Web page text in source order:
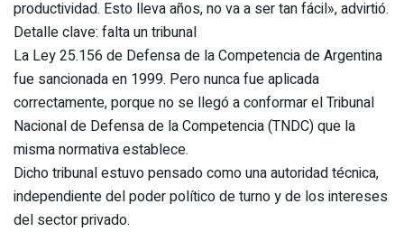
productividad. Esto lleva años, no va a ser tan fácil», advirtió.
Detalle clave: falta un tribunal
La Ley 25.156 de Defensa de la Competencia de Argentina
fue sancionada en 1999. Pero nunca fue aplicada
correctamente, porque no se llegó a conformar el Tribunal
Nacional de Defensa de la Competencia (TNDC) que la
misma normativa establece.
Dicho tribunal estuvo pensado como una autoridad técnica,
independiente del poder político de turno y de los intereses
del sector privado.